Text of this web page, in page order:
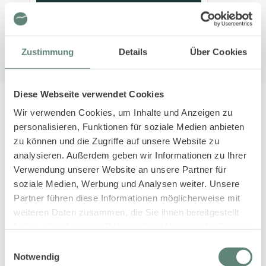
Zustimmung Details Über Cookies
Diese Webseite verwendet Cookies
Wir verwenden Cookies, um Inhalte und Anzeigen zu
personalisieren, Funktionen für soziale Medien anbieten
zu können und die Zugriffe auf unsere Website zu
analysieren. Außerdem geben wir Informationen zu Ihrer
Verwendung unserer Website an unsere Partner für
soziale Medien, Werbung und Analysen weiter. Unsere
Partner führen diese Informationen möglicherweise mit
weiteren Daten zusammen, die Sie ihnen bereitgestellt
Notwendig
Unsere Werte
WAS MACHT SYLT ER
AUS
Bei Sylt-ER stehen die Menschen im Mittelpunkt – geprägt
von Vertrauen, Transparenz und echter Teamstärke. Klare
Strukturen treffen bei uns auf Innovationsfreude, sodass
Stabilität und Fortschritt Hand in Hand gehen. Gemeinsam
schaffen wir nachhaltigen Erfolg und ein wertschätzendes
Miteinander, in dem jede Stimme zählt.